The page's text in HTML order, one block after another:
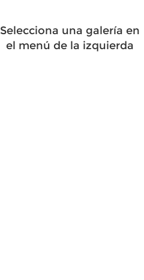
Selecciona una galería en
el menú de la izquierda